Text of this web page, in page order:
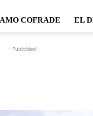
COFRADE EL
- Publicidad -